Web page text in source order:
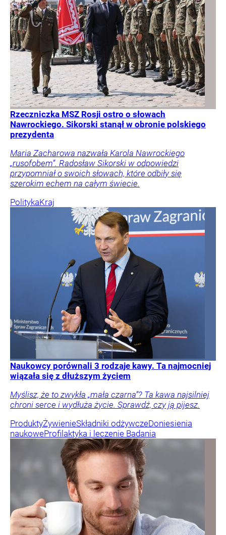
Rzeczniczka MSZ Rosji ostro o słowach
Nawrockiego. Sikorski stanął w obronie polskiego
prezydenta
Maria Zacharowa nazwała Karola Nawrockiego
„rusofobem”. Radosław Sikorski w odpowiedzi
przypomniał o swoich słowach, które odbiły się
szerokim echem na całym świecie.
PolitykaKraj
Naukowcy porównali 3 rodzaje kawy. Ta najmocniej
wiązała się z dłuższym życiem
Myślisz, że to zwykła „mała czarna”? Ta kawa najsilniej
chroni serce i wydłuża życie. Sprawdź, czy ją pijesz.
ProduktyŻywienieSkładniki odżywczeDoniesienia
naukoweProfilaktyka i leczenie Badania